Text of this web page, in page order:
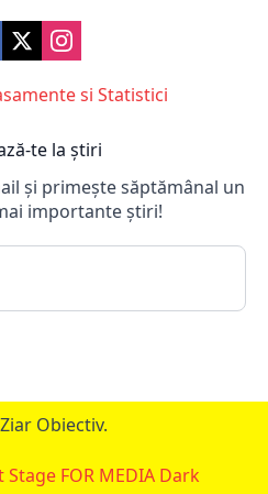
te la știri
și primește săptămânal un
importante știri!
Obiectiv.